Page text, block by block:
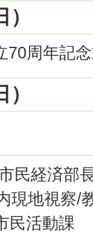
70周年記
民経済部
現地視察/
民活動課